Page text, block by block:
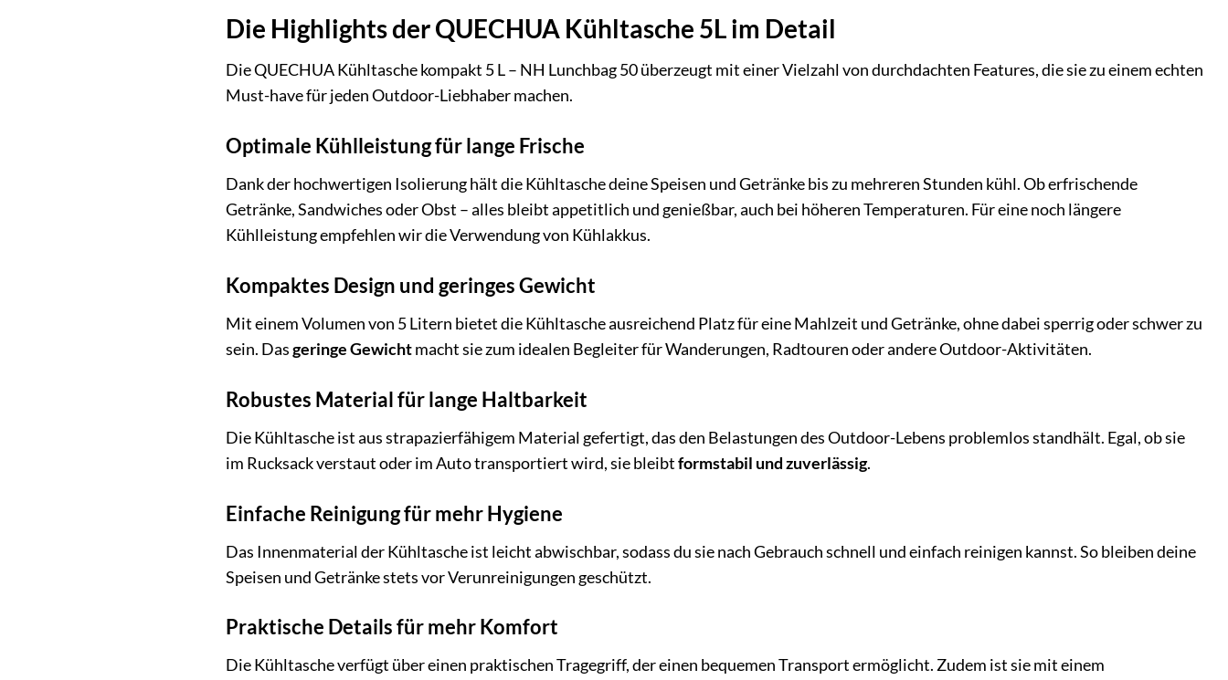
Die Highlights der QUECHUA Kühltasche 5L im Detail
Die QUECHUA Kühltasche kompakt 5 L – NH Lunchbag 50 überzeugt mit einer Vielzahl von durchdachten Features, die sie zu einem echten
Must-have für jeden Outdoor-Liebhaber machen.
Optimale Kühlleistung für lange Frische
Dank der hochwertigen Isolierung hält die Kühltasche deine Speisen und Getränke bis zu mehreren Stunden kühl. Ob erfrischende
Getränke, Sandwiches oder Obst – alles bleibt appetitlich und genießbar, auch bei höheren Temperaturen. Für eine noch längere
Kühlleistung empfehlen wir die Verwendung von Kühlakkus.
Kompaktes Design und geringes Gewicht
Mit einem Volumen von 5 Litern bietet die Kühltasche ausreichend Platz für eine Mahlzeit und Getränke, ohne dabei sperrig oder schwer zu
sein. Dasgeringe Gewichtmacht sie zum idealen Begleiter für Wanderungen, Radtouren oder andere Outdoor-Aktivitäten.
Robustes Material für lange Haltbarkeit
Die Kühltasche ist aus strapazierfähigem Material gefertigt, das den Belastungen des Outdoor-Lebens problemlos standhält. Egal, ob sie
im Rucksack verstaut oder im Auto transportiert wird, sie bleibtformstabil und zuverlässig.
Einfache Reinigung für mehr Hygiene
Das Innenmaterial der Kühltasche ist leicht abwischbar, sodass du sie nach Gebrauch schnell und einfach reinigen kannst. So bleiben deine
Speisen und Getränke stets vor Verunreinigungen geschützt.
Praktische Details für mehr Komfort
Die Kühltasche verfügt über einen praktischen Tragegriff, der einen bequemen Transport ermöglicht. Zudem ist sie mit einem